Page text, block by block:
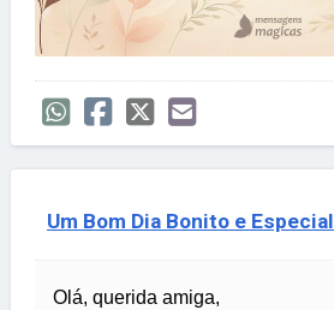
Um Bom Dia Bonito e Especial
Olá, querida amiga,